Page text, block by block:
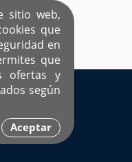
sitio web,
que
en
que
ofertas y
según
Aceptar
A SOLTEROS
TÚ
aquí